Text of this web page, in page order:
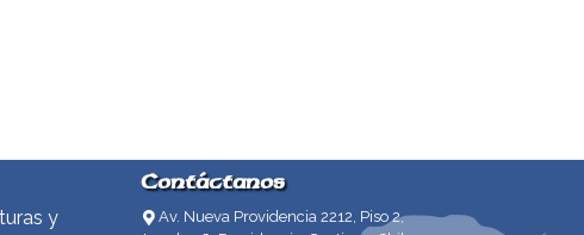
y
Contáctanos
Av. Nueva Providencia 2212, Piso 2,